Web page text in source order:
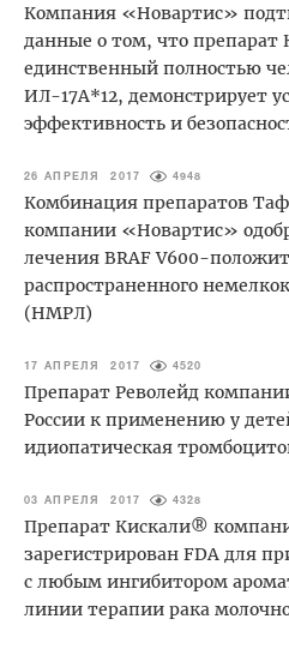
Компания «Новартис»
данные о том, что препарат
единственный полностью
ИЛ-17А*12, демонстрирует
эффективность и
26 АПРЕЛЯ 2017 4948
Комбинация препаратов
компании «Новартис»
лечения BRAF V600-
распространенного
(НМРЛ)
17 АПРЕЛЯ 2017 4520
Препарат Револейд
России к применению у
идиопатическая
03 АПРЕЛЯ 2017 4328
Препарат Кискали®
зарегистрирован FDA для
с любым ингибитором
линии терапии рака